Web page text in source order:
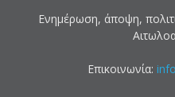
Ενημέρωση, άποψη,
Επικοινωνία: